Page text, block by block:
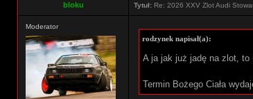
bloku Tytuł: Re: 2026 XXV Zlot Audi
Moderator
rodzynek napisał(a):
A ja jak już jadę na zlot,
Termin Bożego Ciała